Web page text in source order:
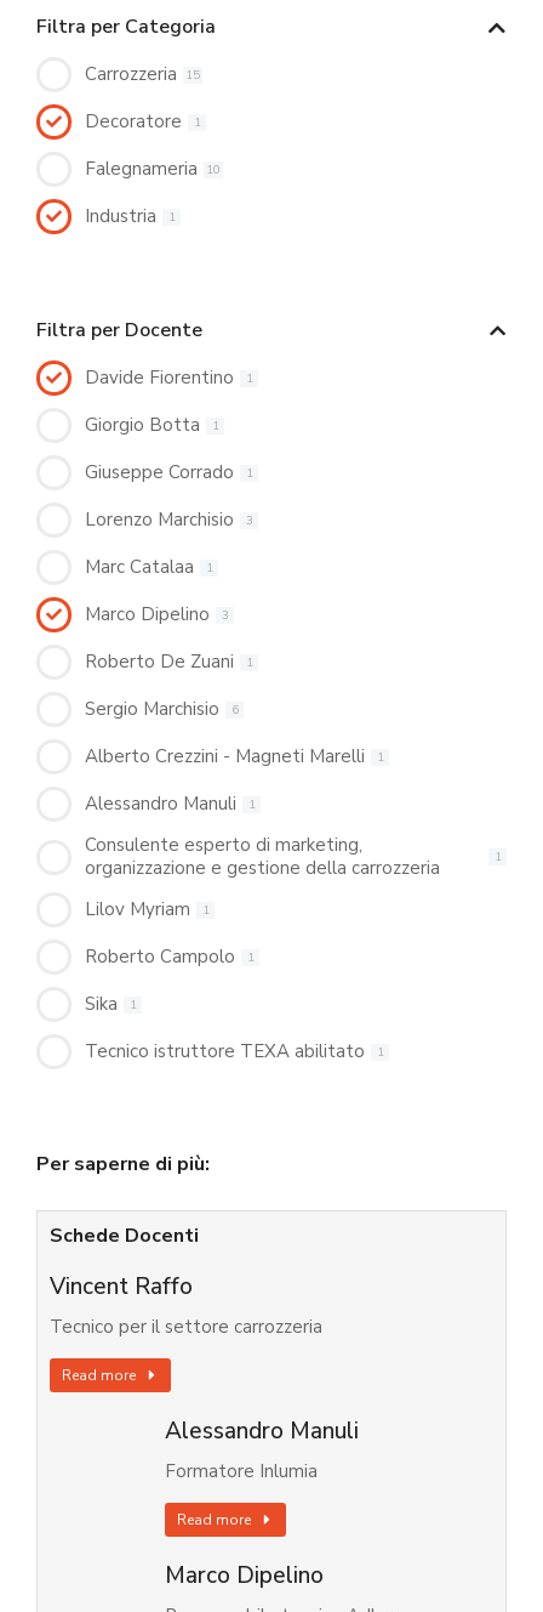
Filtra per Categoria
Carrozzeria 15
Decoratore 1
Falegnameria 10
Industria 1
Filtra per Docente
Davide Fiorentino 1
Giorgio Botta 1
Giuseppe Corrado 1
Lorenzo Marchisio 3
Marc Catalaa 1
Marco Dipelino 3
Roberto De Zuani 1
Sergio Marchisio 6
Alberto Crezzini - Magneti Marelli 1
Alessandro Manuli 1
Consulente esperto di marketing,
organizzazione e gestione della carrozzeria
1
Lilov Myriam 1
Roberto Campolo 1
Sika 1
Tecnico istruttore TEXA abilitato 1
Per saperne di più:
Schede Docenti
Vincent Raffo
Tecnico per il settore carrozzeria
Read more
Alessandro Manuli
Formatore Inlumia
Read more
Marco Dipelino